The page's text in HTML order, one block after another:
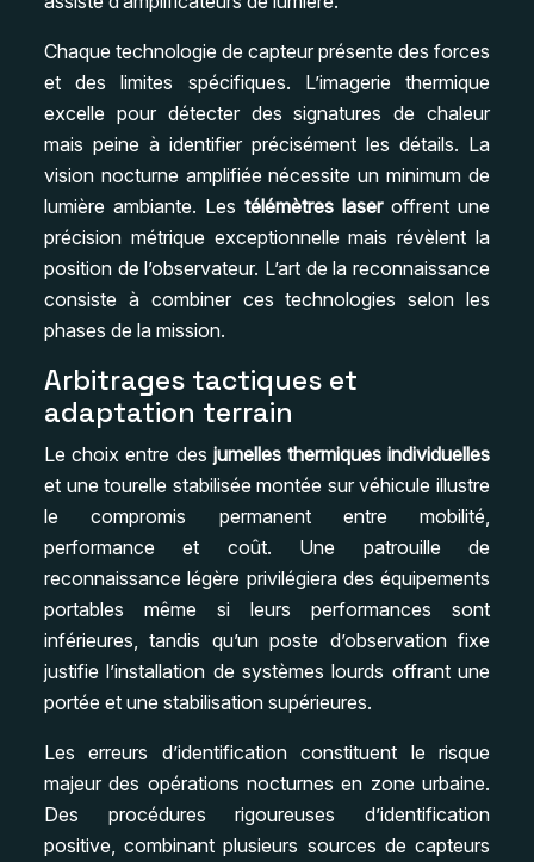
Chaque technologie de capteur présente des forces
et des limites spécifiques. L’imagerie thermique
excelle pour détecter des signatures de chaleur
mais peine à identifier précisément les détails. La
vision nocturne amplifiée nécessite un minimum de
lumière ambiante. Les télémètres laseroffrent une
précision métrique exceptionnelle mais révèlent la
position de l’observateur. L’art de la reconnaissance
consiste à combiner ces technologies selon les
phases de la mission.
Arbitrages tactiques et
adaptation terrain
Le choix entre des jumelles thermiques individuelles
et une tourelle stabilisée montée sur véhicule illustre
le compromis permanent entre mobilité,
performance et coût. Une patrouille de
reconnaissance légère privilégiera des équipements
portables même si leurs performances sont
inférieures, tandis qu’un poste d’observation fixe
justifie l’installation de systèmes lourds offrant une
portée et une stabilisation supérieures.
Les erreurs d’identification constituent le risque
majeur des opérations nocturnes en zone urbaine.
Des procédures rigoureuses d’identification
positive, combinant plusieurs sources de capteurs